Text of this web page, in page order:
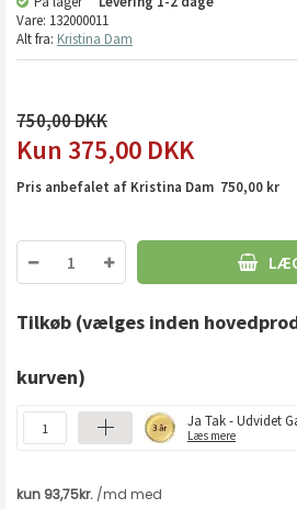
Vare: 132000011
Alt fra: Kristina Dam
750,00
375,00 DKK
Pris anbefalet af Kristina Dam 750,00 kr
Tilkøb (vælges inden
kurven)
Ja Tak - Udvidet
Læs mere